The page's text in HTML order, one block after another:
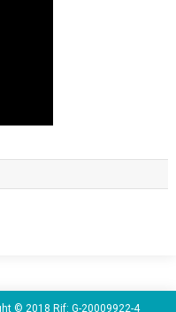
© 2018 Rif: G-20009922-4